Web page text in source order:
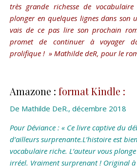
très grande richesse de
plonger en quelques lignes dans son
vais de ce pas lire son prochain
promet de continuer à voyager
prolifique ! » Mathilde deR, pour le
Amazone : format Kindle :
De Mathilde DeR., décembre 2018
Pour Déviance : « Ce livre captive du
d’ailleurs surprenante.L’histoire est
vocabulaire riche. L’auteur vous
irréel. Vraiment surprenant ! Original à